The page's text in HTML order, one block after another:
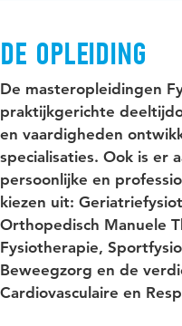
De opleiding
De masteropleidingen
praktijkgerichte
en vaardigheden
specialisaties. Ook is er
persoonlijke en
kiezen uit:
Orthopedisch Manuele
Fysiotherapie,
Beweegzorg en de
Cardiovasculaire en